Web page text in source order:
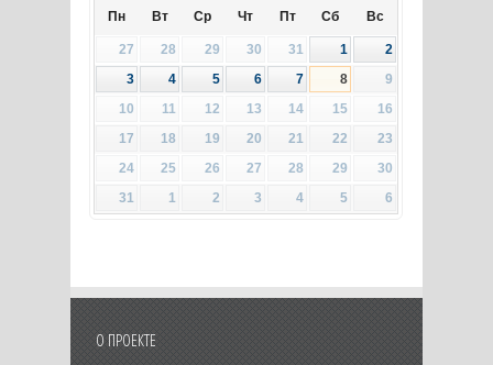
Пн Вт Ср Чт Пт Сб Вс
27 28 29 30 31 1
2
3
4 5 6 7 8
9
10
11 12 13 14 15
16
17
18 19 20 21 22
23
24
25 26 27 28 29
30
31
1 2 3 4 5 6
О ПРОЕКТЕ